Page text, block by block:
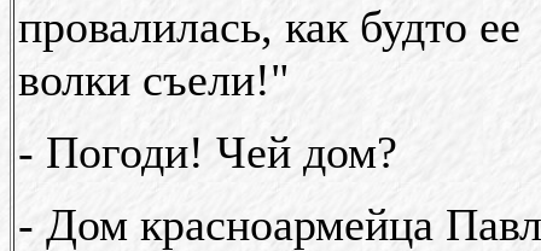
провалилась, как будто ее
волки съели!"
- Погоди! Чей дом?
- Дом красноармейца